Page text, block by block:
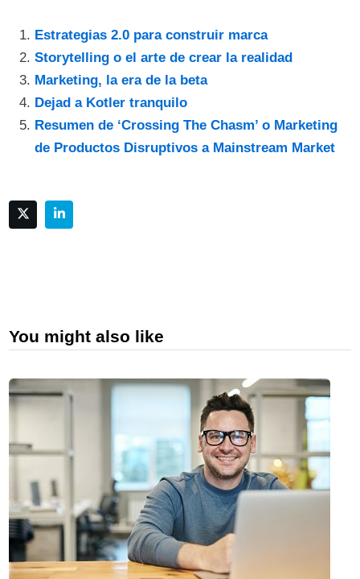
Estrategias 2.0 para construir marca
Storytelling o el arte de crear la realidad
Marketing, la era de la beta
Dejad a Kotler tranquilo
Resumen de ‘Crossing The Chasm’ o Marketing
de Productos Disruptivos a Mainstream Market
You might also like